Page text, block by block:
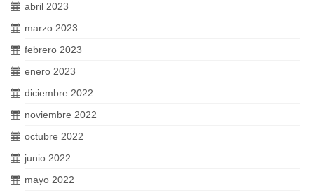
abril 2023
marzo 2023
febrero 2023
enero 2023
diciembre 2022
noviembre 2022
octubre 2022
junio 2022
mayo 2022